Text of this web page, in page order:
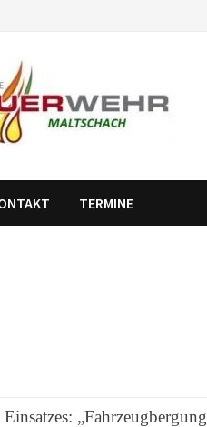
TERMINE
„Fahrzeugbergung